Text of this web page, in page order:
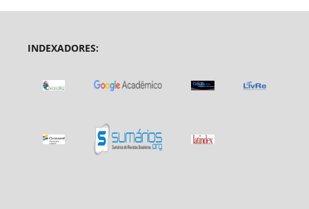
INDEXADORES: